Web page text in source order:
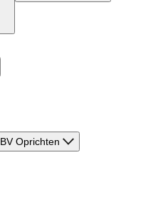
BV Oprichten